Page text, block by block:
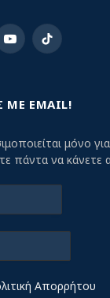
YouTubeTikTok
ΜΕ EMAIL!
μόνο
πάντα να κάνετε
Απορρήτου